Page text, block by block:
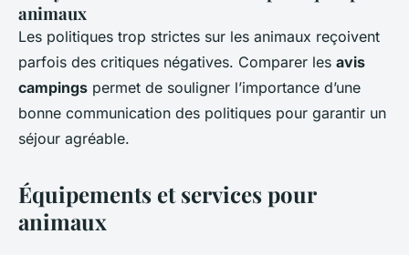
animaux
Les politiques trop strictes sur les animaux reçoivent
parfois des critiques négatives. Comparer les avis
campings permet de souligner l’importance d’une
bonne communication des politiques pour garantir un
séjour agréable.
Équipements et services pour
animaux